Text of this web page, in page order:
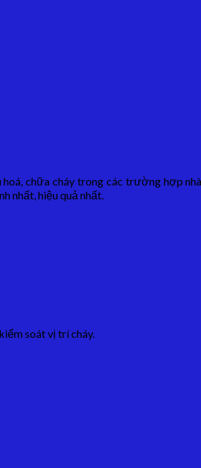
chữa cháy trong các trường hợp
nhất, hiệu quả nhất.
soát vị trí cháy.